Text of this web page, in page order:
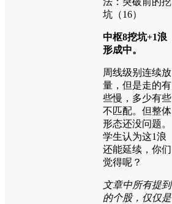
中枢8挖坑+1浪
形成中。
周线级别连续放
量，但是走的有
些慢，多少有些
不匹配。但整体
形态还没问题。
学生认为这1浪
还能延续，你们
觉得呢？
文章中所有提到
的个股，仅仅是